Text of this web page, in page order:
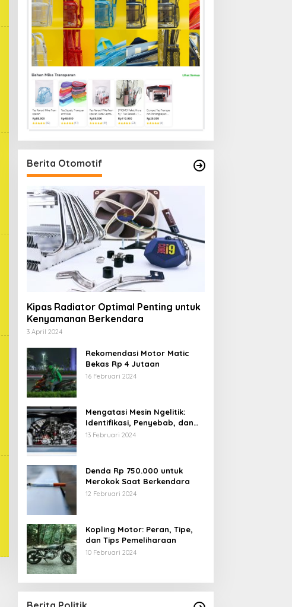
Berita Otomotif
Kipas Radiator Optimal Penting untuk
Kenyamanan Berkendara
3 April 2024
Rekomendasi Motor Matic
Bekas Rp 4 Jutaan
16 Februari 2024
Mengatasi Mesin Ngelitik:
Identifikasi, Penyebab, dan
Solusi
13 Februari 2024
Denda Rp 750.000 untuk
Merokok Saat Berkendara
12 Februari 2024
Kopling Motor: Peran, Tipe,
dan Tips Pemeliharaan
10 Februari 2024